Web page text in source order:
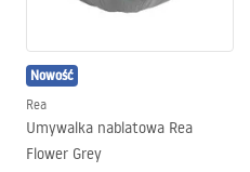
Nowość
Rea
Umywalka nablatowa Rea
Flower Grey